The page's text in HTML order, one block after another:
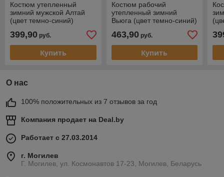
Костюм утепленный
зимний мужской Алтай
(цвет темно-синий)
399,90 руб.
Купить
Костюм рабочий
утепленный зимний
Вьюга (цвет темно-синий)
463,90руб.
Купить
О нас
100% положительных из 7 отзывов за год
Компания продает на Deal.by
Работает с 27.03.2014
г. Могилев
Г. Могилев, ул. Космонавтов 17-23, Могилев, Беларусь